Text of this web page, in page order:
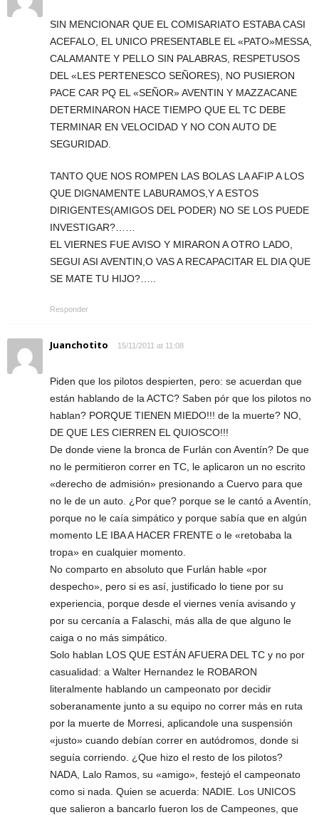
SIN MENCIONAR QUE EL COMISARIATO ESTABA CASI
ACEFALO, EL UNICO PRESENTABLE EL «PATO»MESSA,
CALAMANTE Y PELLO SIN PALABRAS, RESPETUSOS
DEL «LES PERTENESCO SEÑORES), NO PUSIERON
PACE CAR PQ EL «SEÑOR» AVENTIN Y MAZZACANE
DETERMINARON HACE TIEMPO QUE EL TC DEBE
TERMINAR EN VELOCIDAD Y NO CON AUTO DE
SEGURIDAD.
TANTO QUE NOS ROMPEN LAS BOLAS LA AFIP A LOS
QUE DIGNAMENTE LABURAMOS,Y A ESTOS
DIRIGENTES(AMIGOS DEL PODER) NO SE LOS PUEDE
INVESTIGAR?……
EL VIERNES FUE AVISO Y MIRARON A OTRO LADO,
SEGUI ASI AVENTIN,O VAS A RECAPACITAR EL DIA QUE
SE MATE TU HIJO?…..
Responder
Juanchotito 15/11/2011 at 11:08
Piden que los pilotos despierten, pero: se acuerdan que
están hablando de la ACTC? Saben pór que los pilotos no
hablan? PORQUE TIENEN MIEDO!!! de la muerte? NO,
DE QUE LES CIERREN EL QUIOSCO!!!
De donde viene la bronca de Furlán con Aventín? De que
no le permitieron correr en TC, le aplicaron un no escrito
«derecho de admisión» presionando a Cuervo para que
no le de un auto. ¿Por que? porque se le cantó a Aventín,
porque no le caía simpático y porque sabía que en algún
momento LE IBA A HACER FRENTE o le «retobaba la
tropa» en cualquier momento.
No comparto en absoluto que Furlán hable «por
despecho», pero si es así, justificado lo tiene por su
experiencia, porque desde el viernes venía avisando y
por su cercanía a Falaschi, más alla de que alguno le
caiga o no más simpático.
Solo hablan LOS QUE ESTÁN AFUERA DEL TC y no por
casualidad: a Walter Hernandez le ROBARON
literalmente hablando un campeonato por decidir
soberanamente junto a su equipo no correr más en ruta
por la muerte de Morresi, aplicandole una suspensión
«justo» cuando debían correr en autódromos, donde si
seguía corriendo. ¿Que hizo el resto de los pilotos?
NADA, Lalo Ramos, su «amigo», festejó el campeonato
como si nada. Quien se acuerda: NADIE. Los UNICOS
que salieron a bancarlo fueron los de Campeones, que